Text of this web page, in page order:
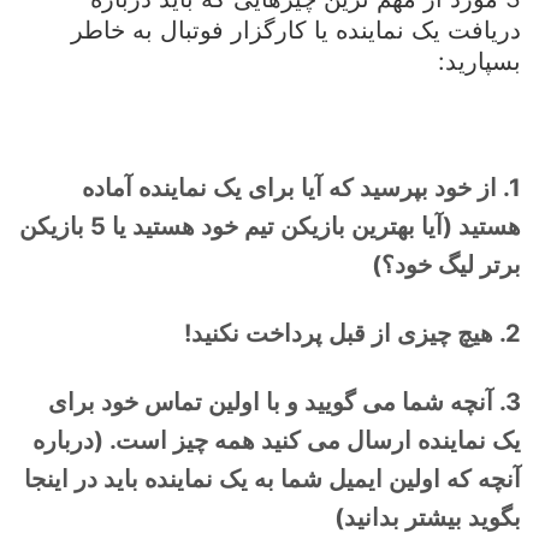
دریافت یک نماینده یا کارگزار فوتبال به خاطر
بسپارید:
1. از خود بپرسید که آیا برای یک نماینده آماده
هستید (آیا بهترین بازیکن تیم خود هستید یا 5 بازیکن
برتر لیگ خود؟)
2. هیچ چیزی از قبل پرداخت نکنید!
3. آنچه شما می گویید و با اولین تماس خود برای
یک نماینده ارسال می کنید همه چیز است. (درباره
آنچه که اولین ایمیل شما به یک نماینده باید در اینجا
بگوید بیشتر بدانید)